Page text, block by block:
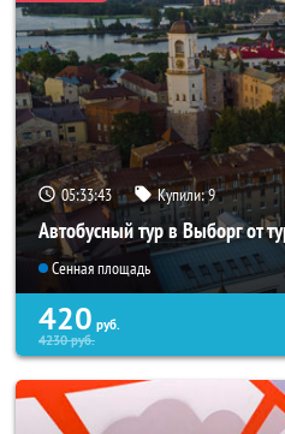
05:33:41 Купили:9
Автобусный тур в Выборг от
Сенная площадь
420 руб.
4230руб.